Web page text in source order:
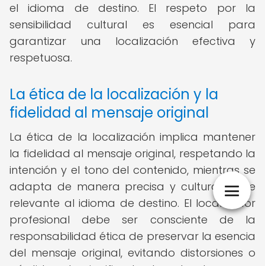
el idioma de destino. El respeto por la
sensibilidad cultural es esencial para
garantizar una localización efectiva y
respetuosa.
La ética de la localización y la
fidelidad al mensaje original
La ética de la localización implica mantener
la fidelidad al mensaje original, respetando la
intención y el tono del contenido, mientras se
adapta de manera precisa y culturalmente
relevante al idioma de destino. El localizador
profesional debe ser consciente de la
responsabilidad ética de preservar la esencia
del mensaje original, evitando distorsiones o